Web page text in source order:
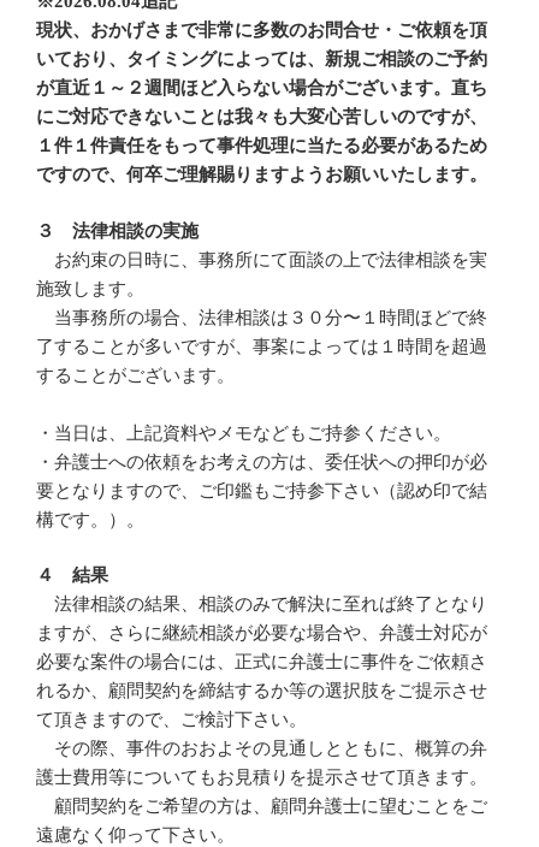
現状、おかげさまで非常に多数のお問合せ・ご依頼を頂
いており、タイミングによっては、新規ご相談のご予約
が直近１～２週間ほど入らない場合がございます。直ち
にご対応できないことは我々も大変心苦しいのですが、
１件１件責任をもって事件処理に当たる必要があるため
ですので、何卒ご理解賜りますようお願いいたします。
３ 法律相談の実施
お約束の日時に、事務所にて面談の上で法律相談を実
施致します。
当事務所の場合、法律相談は３０分〜１時間ほどで終
了することが多いですが、事案によっては１時間を超過
することがございます。
・当日は、上記資料やメモなどもご持参ください。
・弁護士への依頼をお考えの方は、委任状への押印が必
要となりますので、ご印鑑もご持参下さい（認め印で結
構です。）。
４ 結果
法律相談の結果、相談のみで解決に至れば終了となり
ますが、さらに継続相談が必要な場合や、弁護士対応が
必要な案件の場合には、正式に弁護士に事件をご依頼さ
れるか、顧問契約を締結するか等の選択肢をご提示させ
て頂きますので、ご検討下さい。
その際、事件のおおよその見通しとともに、概算の弁
護士費用等についてもお見積りを提示させて頂きます。
顧問契約をご希望の方は、顧問弁護士に望むことをご
遠慮なく仰って下さい。